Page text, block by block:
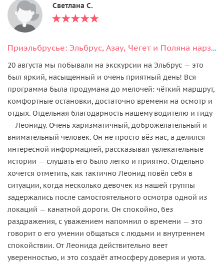
Светлана С.
Приэльбрусье: Эльбрус, Азау, Чегет и Поляна нарзанов в мини-группе
20 августа мы побывали на экскурсии на Эльбрус — это
был яркий, насыщенный и очень приятный день! Вся
программа была продумана до мелочей: чёткий маршрут,
комфортные остановки, достаточно времени на осмотр и
отдых. Отдельная благодарность нашему водителю и гиду
— Леониду. Очень харизматичный, доброжелательный и
внимательный человек. Он не просто вёз нас, а делился
интересной информацией, рассказывал увлекательные
истории — слушать его было легко и приятно. Отдельно
хочется отметить, как тактично Леонид повёл себя в
ситуации, когда несколько девочек из нашей группы
задержались после самостоятельного осмотра одной из
локаций — канатной дороги. Он спокойно, без
раздражения, с уважением напомнил о времени — это
говорит о его умении общаться с людьми и внутреннем
спокойствии. От Леонида действительно веет
уверенностью, и это создаёт атмосферу доверия и уюта.